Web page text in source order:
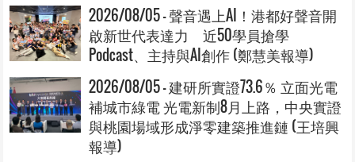
2026/08/05 - 聲音遇上AI！港都好聲音開
啟新世代表達力 近50學員搶學
Podcast、主持與AI創作 (鄭慧美報導)
2026/08/05 - 建研所實證73.6％ 立面光電
補城市綠電 光電新制8月上路，中央實證
與桃園場域形成淨零建築推進鏈 (王培興
報導)